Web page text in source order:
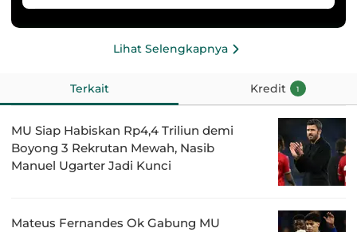
Lihat Selengkapnya
Terkait Kredit 1
MU Siap Habiskan Rp4,4 Triliun demi
Boyong 3 Rekrutan Mewah, Nasib
Manuel Ugarter Jadi Kunci
Mateus Fernandes Ok Gabung MU